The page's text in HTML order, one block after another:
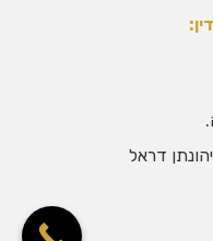
דראל